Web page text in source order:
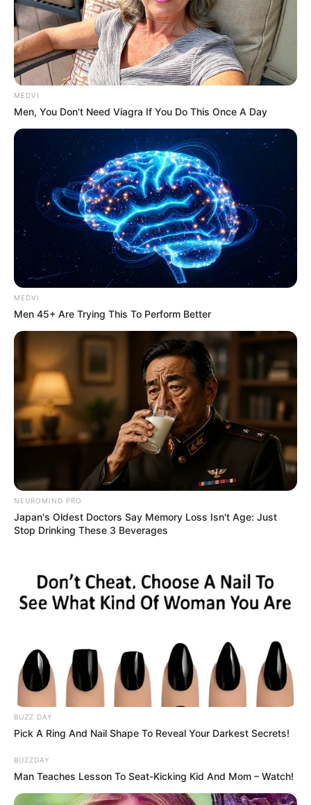
หมอดูทัก จัดอันดับ 6 ราศีกินดีอยู่ดี ปี 2565
7 ม.ค. 2022
จัดอันดับ 3 วันเกิดที่ดวงลาภโดดเด่นที่สุดในปี 2565
20 ธ.ค. 2021
28 พ.ย. 2019
ดูดวงเวลาเกิด เผย คำทำนาย ดวงความรัก ของคุณ จะแม่นหรือไม่
ต้องลอง!
MEDVI
Men, You Don't Need Viagra If You Do This Once A Day
MEDVI
Men 45+ Are Trying This To Perform Better
NEUROMIND PRO
Japan's Oldest Doctors Say Memory Loss Isn't Age: Just
Stop Drinking These 3 Beverages
BUZZ DAY
Pick A Ring And Nail Shape To Reveal Your Darkest Secrets!
BUZZDAY
Man Teaches Lesson To Seat-Kicking Kid And Mom – Watch!